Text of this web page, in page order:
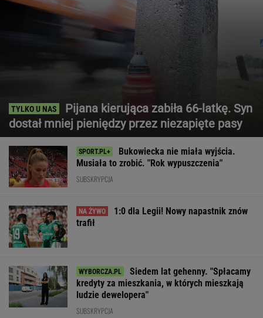
Pijana kierująca zabiła 66-latkę. Syn
dostał mniej pieniędzy przez niezapięte pasy
Bukowiecka nie miała wyjścia.
Musiała to zrobić. "Rok wypuszczenia"
SUBSKRYPCJA
1:0 dla Legii! Nowy napastnik znów
trafił
Siedem lat gehenny. "Spłacamy
kredyty za mieszkania, w których mieszkają
ludzie dewelopera"
SUBSKRYPCJA